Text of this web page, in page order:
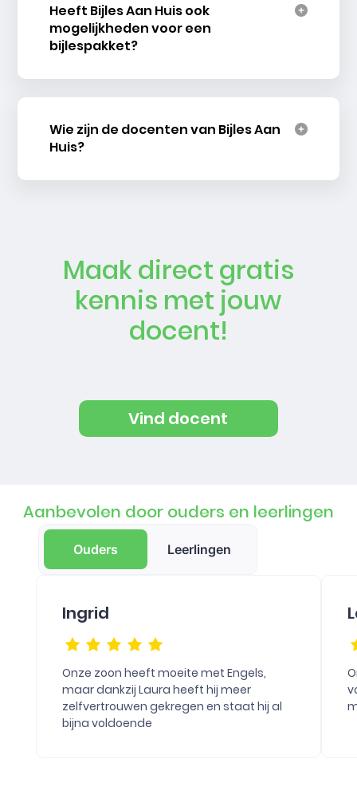
Heeft Bijles Aan Huis ook
mogelijkheden voor een
bijlespakket?
Wie zijn de docenten van Bijles Aan
Huis?
Maak direct gratis
kennis met jouw
docent!
Vind docent
Aanbevolen door ouders en leerlingen
Ouders Leerlingen
Ingrid
Onze zoon heeft moeite met Engels,
maar dankzij Laura heeft hij meer
zelfvertrouwen gekregen en staat hij al
bijna voldoende